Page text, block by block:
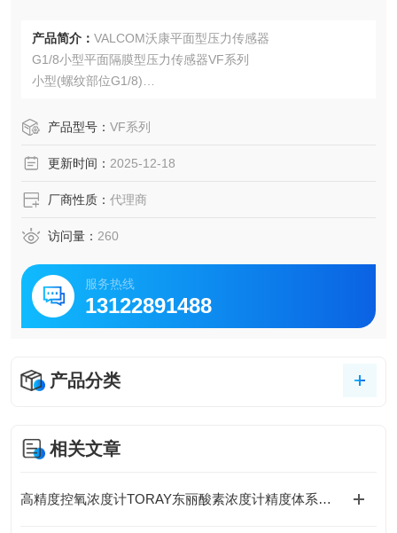
产品简介： VALCOM沃康平面型压力传感器
G1/8小型平面隔膜型压力传感器VF系列
小型(螺纹部位G1/8)
接液部为平面式（无导入口），不易发生堵塞，因此，很适
接液部采用不使用封入液的隔膜一体式结构，坚固、放心，
测量介质水、油、气体等，不易腐蚀SUS630的介质
产品型号： VF系列
更新时间： 2025-12-18
厂商性质： 代理商
访问量： 260
服务热线
13122891488
产品分类
相关文章
高精度控氧浓度计TORAY东丽酸素浓度计精度体系、核心技术与全场景应用解析